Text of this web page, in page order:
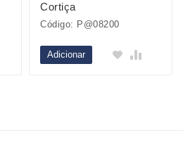
Cortiça
Código: P@08200
Adicionar